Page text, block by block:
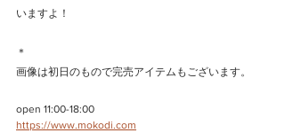
いますよ！
＊
画像は初日のもので完売アイテムもございます。
open 11:00-18:00
https://www.mokodi.com